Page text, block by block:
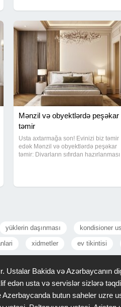
Mənzil və obyektlərdə peşəkar
təmir
Usta axtarmağa son! Evinizi biz təmir
edək Mənzil və obyektlərdə peşəkar
təmir: Divarların sıfırdan hazırlanması
yüklerin daşınması kondisioner
xidmetler ev tikintisi
Bakida və Azərbaycanın
edən usta və servislər sizlərə
butun saheler uzre